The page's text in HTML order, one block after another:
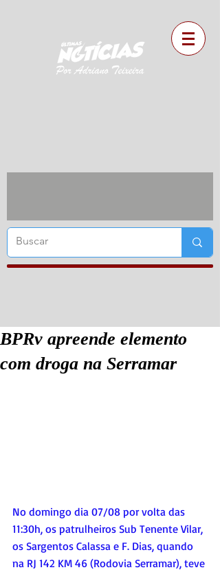
BPRv apreende elemento
com droga na Serramar
No domingo dia 07/08 por volta das
11:30h, os patrulheiros Sub Tenente Vilar,
os Sargentos Calassa e F. Dias, quando
na RJ 142 KM 46 (Rodovia Serramar), teve